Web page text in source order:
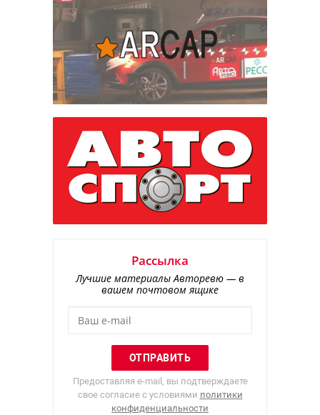
Рассылка
Лучшие материалы Авторевю — в
вашем почтовом ящике
Предоставляя e-mail, вы подтверждаете
свое согласие с условиями политики
конфиденциальности